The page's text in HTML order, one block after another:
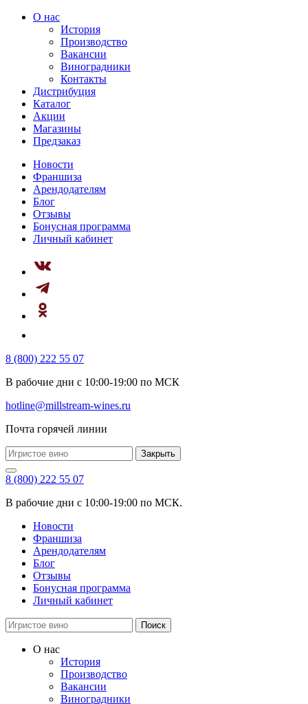
О нас
История
Производство
Вакансии
Виноградники
Контакты
Дистрибуция
Каталог
Акции
Магазины
Предзаказ
Новости
Франшиза
Арендодателям
Блог
Отзывы
Бонусная программа
Личный кабинет
8 (800) 222 55 07
В рабочие дни с 10:00-19:00 по МСК
hotline@millstream-wines.ru
Почта горячей линии
Закрыть
8 (800) 222 55 07
В рабочие дни с 10:00-19:00 по МСК.
Новости
Франшиза
Арендодателям
Блог
Отзывы
Бонусная программа
Личный кабинет
Поиск
О нас
История
Производство
Вакансии
Виноградники